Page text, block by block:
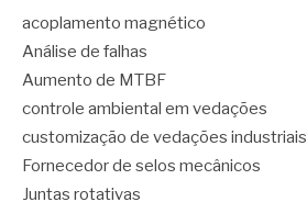
acoplamento magnético
Análise de falhas
Aumento de MTBF
controle ambiental em vedações
customização de vedações industriais
Fornecedor de selos mecânicos
Juntas rotativas